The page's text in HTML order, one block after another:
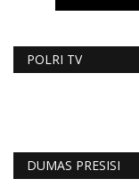
POLRI TV
DUMAS PRESISI